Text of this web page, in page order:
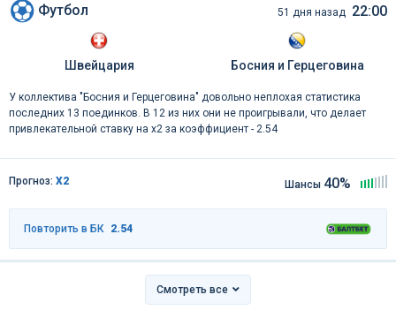
Футбол 51 дня назад 22:00
Швейцария Босния и Герцеговина
У коллектива "Босния и Герцеговина" довольно неплохая статистика
последних 13 поединков. В 12 из них они не проигрывали, что делает
привлекательной ставку на x2 за коэффициент - 2.54
Прогноз: Х2 Шансы 40%
Повторить в БК 2.54
Смотреть все